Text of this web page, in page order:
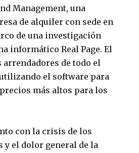
Management, una
de alquiler con sede en
de una investigación
informático Real Page. El
arrendadores de todo el
el software para
más altos para los
con la crisis de los
y el dolor general de la